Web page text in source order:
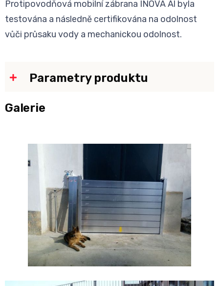
Protipovodňová mobilní zábrana INOVA Al byla
testována a následně certifikována na odolnost
vůči průsaku vody a mechanickou odolnost.
Parametry produktu
Galerie